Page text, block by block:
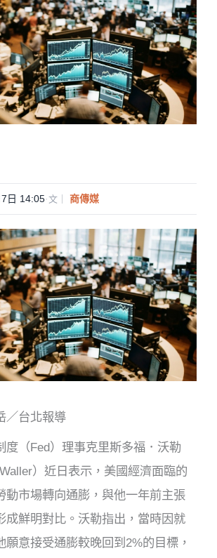
日 14:05·文｜ 商傳媒
／台北報導
度（Fed）理事克里斯多福．沃勒
Waller）近日表示，美國經濟面臨的
動市場轉向通膨，與他一年前主張
成鮮明對比。沃勒指出，當時因就
願意接受通膨較晚回到2%的目標，